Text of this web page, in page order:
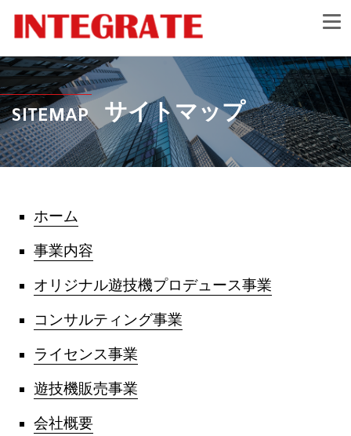
SITEMAP サイトマップ
ホーム
事業内容
オリジナル遊技機プロデュース事業
コンサルティング事業
ライセンス事業
遊技機販売事業
会社概要